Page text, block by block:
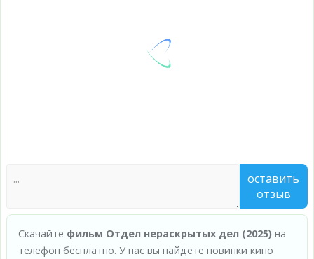
оставить
отзыв
Скачайте фильм Отдел нераскрытых дел (2025) на
телефон бесплатно. У нас вы найдете новинки кино